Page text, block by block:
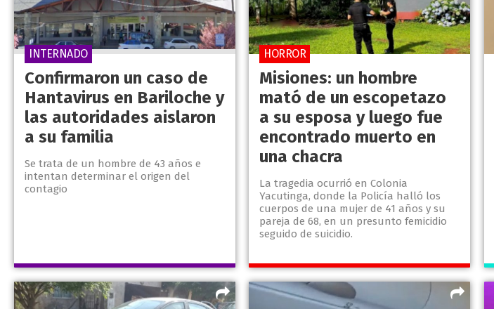
Confirmaron un caso de
Hantavirus en Bariloche y
las autoridades aislaron
a su familia
Se trata de un hombre de 43 años e
intentan determinar el origen del
contagio
INTERNADO
Misiones: un hombre
mató de un escopetazo
a su esposa y luego fue
encontrado muerto en
una chacra
La tragedia ocurrió en Colonia
Yacutinga, donde la Policía halló los
cuerpos de una mujer de 41 años y su
pareja de 68, en un presunto femicidio
seguido de suicidio.
HORROR